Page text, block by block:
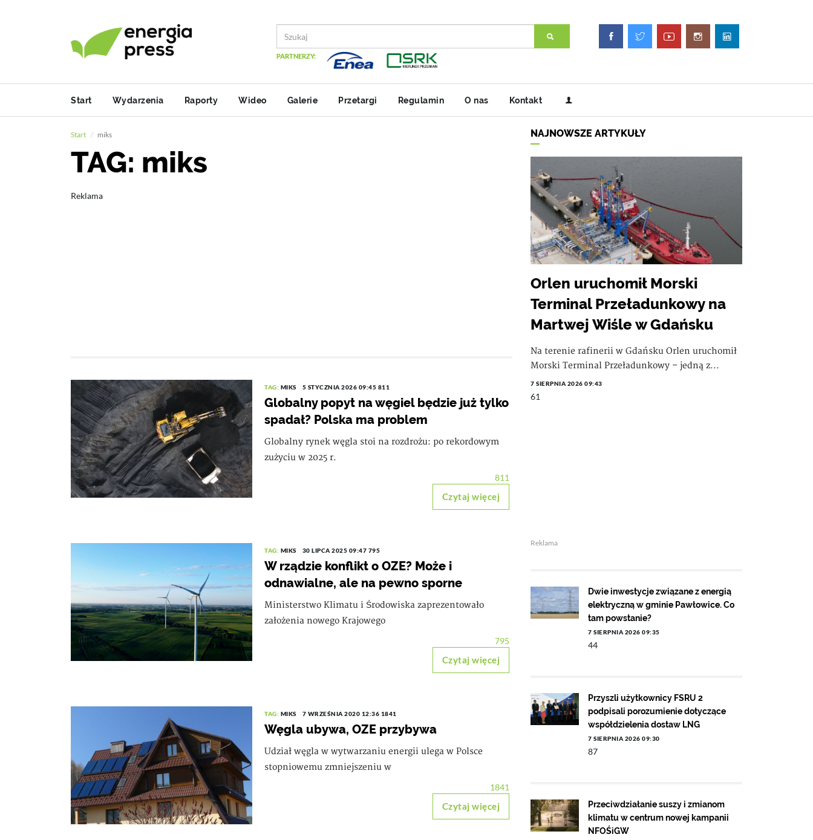
PARTNERZY:
Start Wydarzenia Raporty Wideo Galerie Przetargi Regulamin O nas Kontakt
Start miks
TAG: miks
Reklama
TAG: MIKS 5 STYCZNIA 2026 09:45 811
Globalny popyt na węgiel będzie już tylko
spadał? Polska ma problem
Globalny rynek węgla stoi na rozdrożu: po rekordowym
zużyciu w 2025 r.
811
Czytaj więcej
TAG: MIKS 30 LIPCA 2025 09:47 795
W rządzie konflikt o OZE? Może i
odnawialne, ale na pewno sporne
Ministerstwo Klimatu i Środowiska zaprezentowało
założenia nowego Krajowego
795
Czytaj więcej
TAG: MIKS 7 WRZEŚNIA 2020 12:36 1841
Węgla ubywa, OZE przybywa
Udział węgla w wytwarzaniu energii ulega w Polsce
stopniowemu zmniejszeniu w
1841
Czytaj więcej
NAJNOWSZE ARTYKUŁY
Orlen uruchomił Morski
Terminal Przeładunkowy na
Martwej Wiśle w Gdańsku
Na terenie rafinerii w Gdańsku Orlen uruchomił
Morski Terminal Przeładunkowy – jedną z...
7 SIERPNIA 2026 09:43
61
Reklama
Dwie inwestycje związane z energią
elektryczną w gminie Pawłowice. Co
tam powstanie?
7 SIERPNIA 2026 09:35
44
Przyszli użytkownicy FSRU 2
podpisali porozumienie dotyczące
współdzielenia dostaw LNG
7 SIERPNIA 2026 09:30
87
Przeciwdziałanie suszy i zmianom
klimatu w centrum nowej kampanii
NFOŚiGW